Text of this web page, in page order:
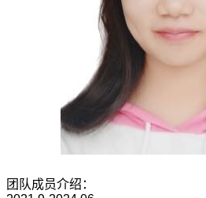
团队成员介绍：